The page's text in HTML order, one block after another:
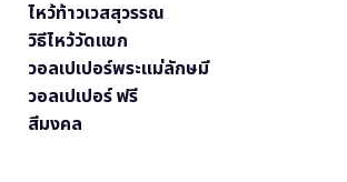
ไหว้ท้าวเวสสุวรรณ
วิธีไหว้วัดแขก
วอลเปเปอร์พระแม่ลักษมี
วอลเปเปอร์ ฟรี
สีมงคล